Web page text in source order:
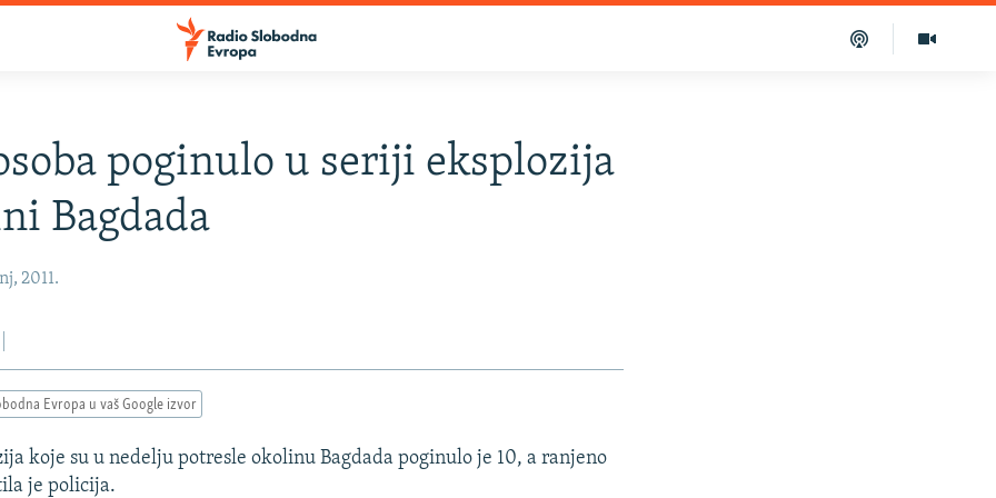
poginulo u seriji eksplozija
Bagdada
2011.
Evropa u vaš Google izvor
koje su u nedelju potresle okolinu Bagdada poginulo je 10, a ranjeno
je policija.